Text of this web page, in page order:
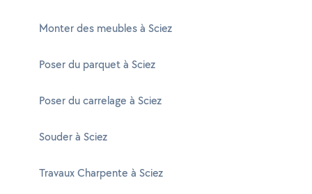
Monter des meubles à Sciez
Poser du parquet à Sciez
Poser du carrelage à Sciez
Souder à Sciez
Travaux Charpente à Sciez